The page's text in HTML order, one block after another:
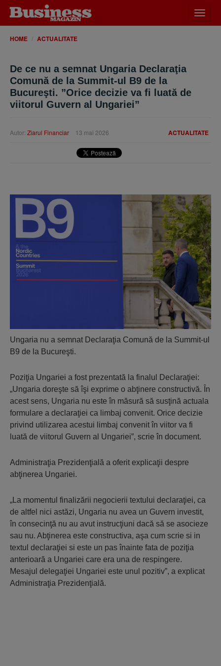
meniu
HOME ACTUALITATE
De ce nu a semnat Ungaria Declaraţia
Comună de la Summit-ul B9 de la
Bucureşti. ”Orice decizie va fi luată de
viitorul Guvern al Ungariei”
ACTUALITATE
Autor: Ziarul Financiar 13 mai 2026
Ungaria nu a semnat Declaraţia Comună de la Summit-ul
B9 de la Bucureşti.
Poziţia Ungariei a fost prezentată la finalul Declaraţiei:
„Ungaria doreşte să îşi exprime o abţinere constructivă. În
acest sens, Ungaria nu este în măsură să susţină actuala
formulare a declaraţiei ca limbaj convenit. Orice decizie
privind utilizarea acestui limbaj convenit în viitor va fi
luată de viitorul Guvern al Ungariei”, scrie în document.
Administraţia Prezidenţială a oferit explicaţii despre
abţinerea Ungariei.
„La momentul finalizării negocierii textului declaraţiei, ca
de altfel nici astăzi, Ungaria nu avea un Guvern investit,
în consecinţă nu au avut instrucţiuni dacă să se asocieze
sau nu. Abţinerea este constructiva, aşa cum scrie si in
textul declaraţiei si este un pas înainte fata de poziţia
anterioară a Ungariei care era una de respingere.
Mesajul delegaţiei Ungariei este unul pozitiv”, a explicat
Administraţia Prezidenţială.